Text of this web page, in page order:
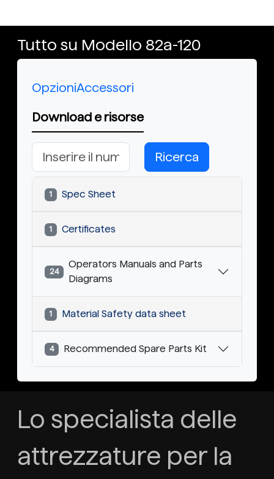
Tutto su Modello 82a-120
OpzioniAccessori
Download e risorse
Ricerca
1 Spec Sheet
1 Certificates
24
Operators Manuals and Parts
Diagrams
1 Material Safety data sheet
4 Recommended Spare Parts Kit
Lo specialista delle
attrezzature per la